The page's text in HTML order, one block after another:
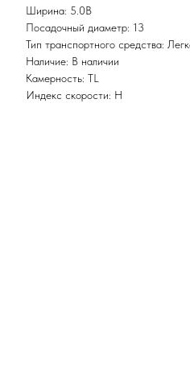
Ширина: 5.0B
Посадочный диаметр: 13
Тип транспортного средства:
Наличие: В наличии
Камерность: TL
Индекс скорости: H